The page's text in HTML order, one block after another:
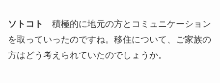
ソトコト
積極的に地元の方とコミュニケーション
を取っていったのですね。移住について、ご家族の
方はどう考えられていたのでしょうか。